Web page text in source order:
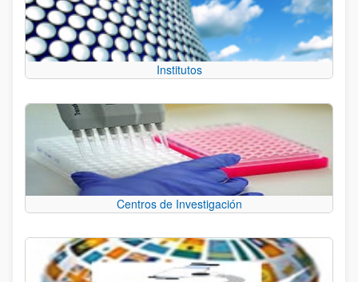
Institutos
Centros de Investigación